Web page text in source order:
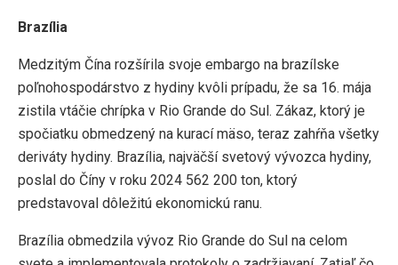
Brazília
Medzitým Čína rozšírila svoje embargo na brazílske
poľnohospodárstvo z hydiny kvôli prípadu, že sa 16. mája
zistila vtáčie chrípka v Rio Grande do Sul. Zákaz, ktorý je
spočiatku obmedzený na kurací mäso, teraz zahŕňa všetky
deriváty hydiny. Brazília, najväčší svetový vývozca hydiny,
poslal do Číny v roku 2024 562 200 ton, ktorý
predstavoval dôležitú ekonomickú ranu.
Brazília obmedzila vývoz Rio Grande do Sul na celom